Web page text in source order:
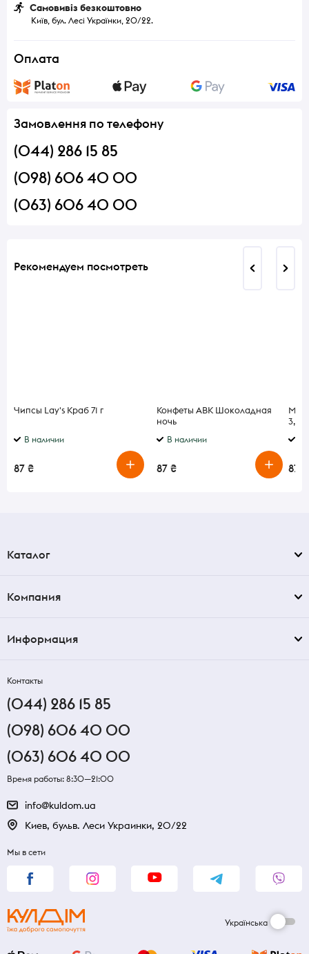
Самовивіз безкоштовно
Київ, бул. Лесі Українки, 20/22.
Оплата
Замовлення по телефону
(044) 286 15 85
(098) 606 40 00
(063) 606 40 00
Рекомендуем посмотреть
Чипсы Lay's Краб 71 г
В наличии
87 ₴
Конфеты АВК Шоколадная
ночь
В наличии
87 ₴
3,2%
87 ₴
Каталог
Компания
Информация
Контакты
(044) 286 15 85
(098) 606 40 00
(063) 606 40 00
Время работы: 8:30—21:00
info@kuldom.ua
Киев, бульв. Леси Украинки, 20/22
Мы в сети
Українська